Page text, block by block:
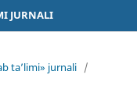
JURNALI
ta’limi» jurnali /